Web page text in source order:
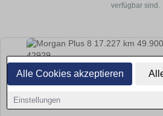
Alle Cookies akzeptieren
Einstellungen
verfügbar sind.